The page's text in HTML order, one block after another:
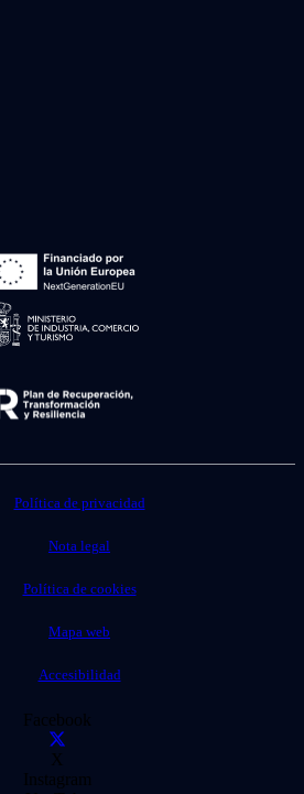
Política de privacidad
Nota legal
Política de cookies
Mapa web
Accesibilidad
Facebook
X
Instagram